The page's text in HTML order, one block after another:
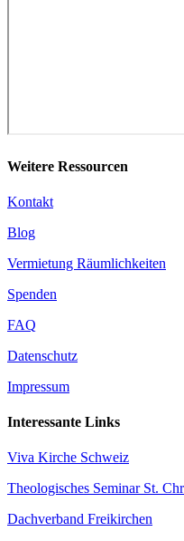
Weitere Ressourcen
Kontakt
Blog
Vermietung Räumlichkeiten
Spenden
FAQ
Datenschutz
Impressum
Interessante Links
Viva Kirche Schweiz
Theologisches Seminar St.
Dachverband Freikirchen